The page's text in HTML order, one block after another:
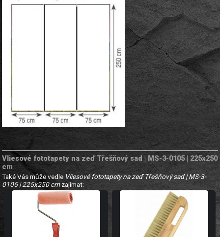
Vliesové fototapety na zeď Třešňový sad | MS-3-0105 | 225x250
cm
Také Vás může vedle Vliesové fototapety na zeď Třešňový sad | MS-3-
0105 | 225x250 cmzajímat: